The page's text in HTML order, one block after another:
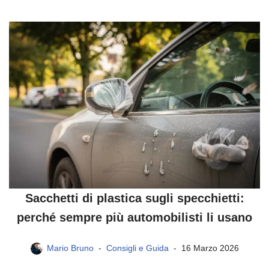
Sacchetti di plastica sugli specchietti:
perché sempre più automobilisti li usano
Mario Bruno Consigli e Guida 16 Marzo 2026